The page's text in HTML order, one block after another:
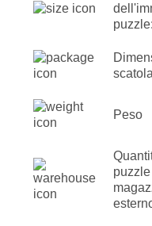
puzzle:
Peso
puzzle